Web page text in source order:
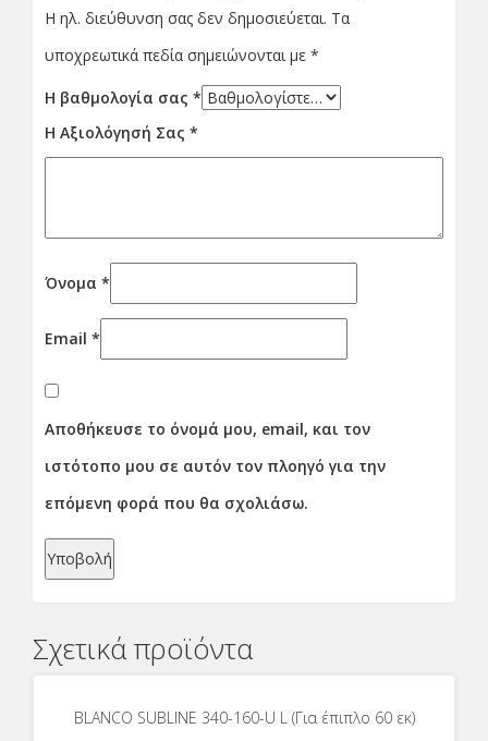
Η ηλ. διεύθυνση σας δεν δημοσιεύεται. Τα
υποχρεωτικά πεδία σημειώνονται με *
Η βαθμολογία σας *
Η Αξιολόγησή Σας *
Όνομα *
Email *
Αποθήκευσε το όνομά μου, email, και τον
ιστότοπο μου σε αυτόν τον πλοηγό για την
επόμενη φορά που θα σχολιάσω.
Σχετικά προϊόντα
BLANCO SUBLINE 340-160-U L (Για έπιπλο 60 εκ)